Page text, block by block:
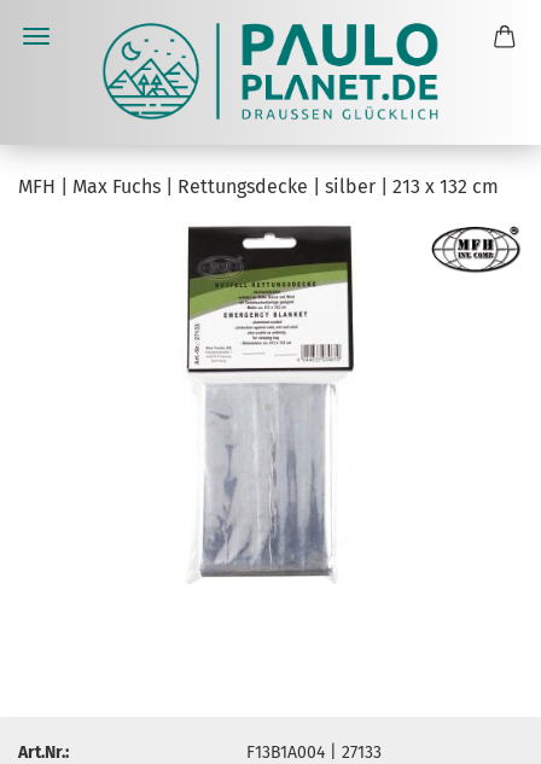
MFH | Max Fuchs | Rettungsdecke | silber | 213 x 132 cm
Art.Nr.:
F13B1A004 | 27133